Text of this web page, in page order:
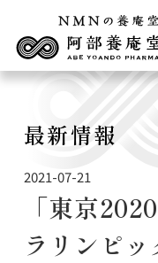
最新情報
2021-07-21
「東京
ラリンピ